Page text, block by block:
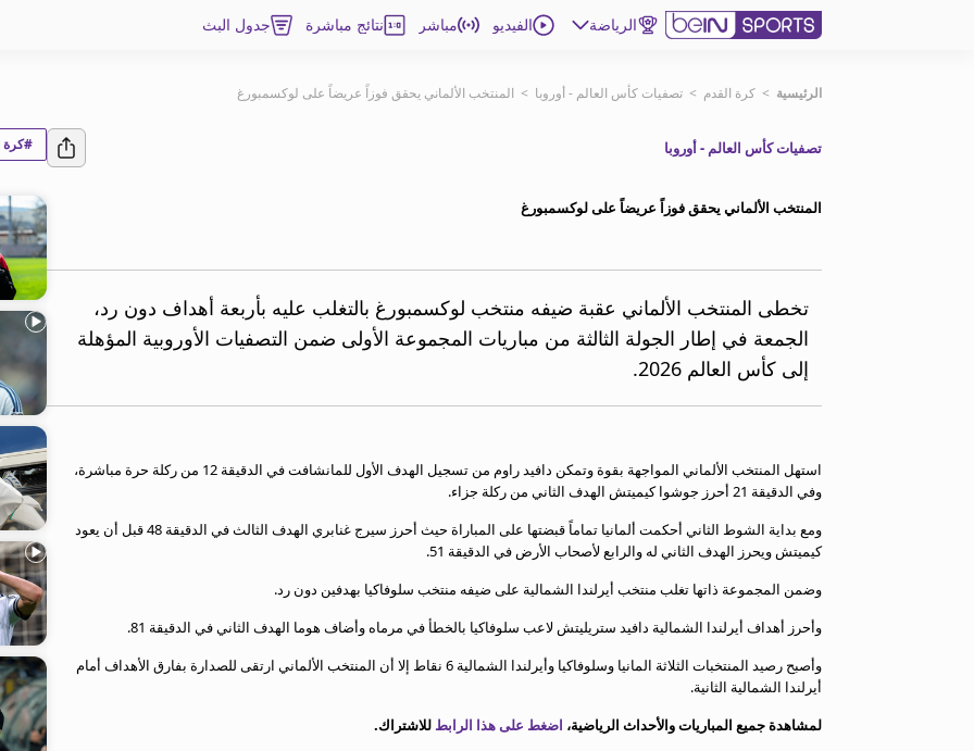
الرياضة الفيديو مباشر نتائج مباشرة جدول البث
اشترك
EN
MENA
إدارة التنبيهات
انضم إلى قائمة النشرة الإخبارية
beIN CONNECT
beIN MEDIA GROUP
معلومات عن هذا الموقع
الرئيسية > كرة القدم > تصفيات كأس العالم - أوروبا > المنتخب الألماني يحقق فوزاً عريضاً على لوكسمبورغ
تصفيات كأس العالم - أوروبا
المنتخب الألماني يحقق فوزاً عريضاً على لوكسمبورغ
تخطى المنتخب الألماني عقبة ضيفه منتخب لوكسمبورغ بالتغلب عليه بأربعة أهداف دون رد،
الجمعة في إطار الجولة الثالثة من مباريات المجموعة الأولى ضمن التصفيات الأوروبية المؤهلة
إلى كأس العالم 2026.
استهل المنتخب الألماني المواجهة بقوة وتمكن دافيد راوم من تسجيل الهدف الأول للمانشافت في الدقيقة 12 من ركلة حرة مباشرة،
وفي الدقيقة 21 أحرز جوشوا كيميتش الهدف الثاني من ركلة جزاء.
ومع بداية الشوط الثاني أحكمت ألمانيا تماماً قبضتها على المباراة حيث أحرز سيرج غنابري الهدف الثالث في الدقيقة 48 قبل أن يعود
كيميتش ويحرز الهدف الثاني له والرابع لأصحاب الأرض في الدقيقة 51.
وضمن المجموعة ذاتها تغلب منتخب أيرلندا الشمالية على ضيفه منتخب سلوفاكيا بهدفين دون رد.
وأحرز أهداف أيرلندا الشمالية دافيد ستريليتش لاعب سلوفاكيا بالخطأ في مرماه وأضاف هوما الهدف الثاني في الدقيقة 81.
وأصبح رصيد المنتخبات الثلاثة المانيا وسلوفاكيا وأيرلندا الشمالية 6 نقاط إلا أن المنتخب الألماني ارتقى للصدارة بفارق الأهداف أمام
أيرلندا الشمالية الثانية.
لمشاهدة جميع المباريات والأحداث الرياضية، اضغط على هذا الرابط للاشتراك.
#كرة